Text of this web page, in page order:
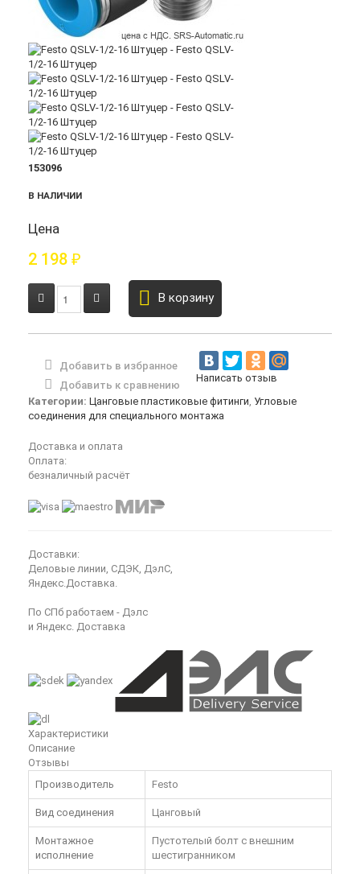
153096
В НАЛИЧИИ
Цена
2 198 ₽
В корзину
Добавить в избранное
Добавить к сравнению
Написать отзыв
Категории: Цанговые пластиковые фитинги, Угловые
соединения для специального монтажа
Доставка и оплата
Оплата:
безналичный расчёт
Доставки:
Деловые линии, СДЭК, ДэлС,
Яндекс.Доставка.
По СПб работаем - Дэлс
и Яндекс. Доставка
Характеристики
Описание
Отзывы
Производитель
Festo
Вид соединения Цанговый
Монтажное
исполнение
Пустотелый болт с внешним
шестигранником